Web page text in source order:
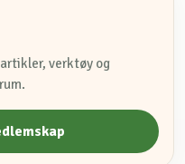
verktøy og